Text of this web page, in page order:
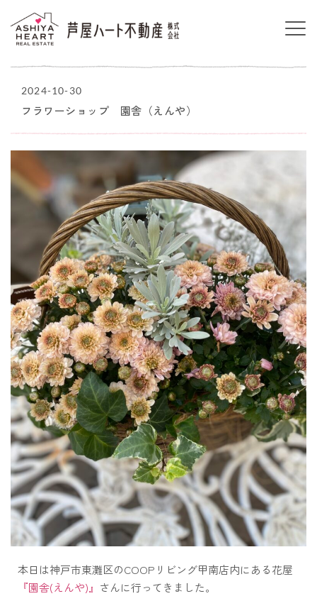
2024-10-30
フラワーショップ 園舎（えんや）
本日は神戸市東灘区のCOOPリビング甲南店内にある花屋
『園舎(えんや)』 さんに行ってきました。